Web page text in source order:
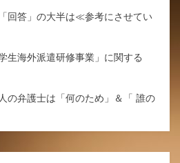
回答」の大半は≪参考にさせてい
生海外派遣研修事業」に関する
の弁護士は「何のため」＆「 誰の